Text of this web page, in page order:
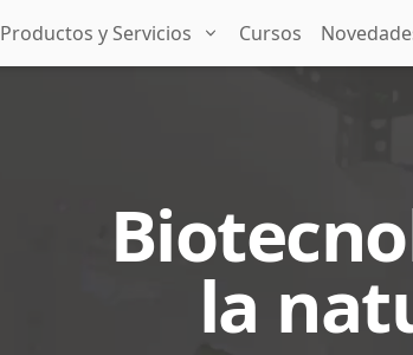
Productos y Servicios Cursos
la